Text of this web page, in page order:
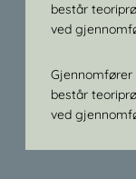
består
ved
Gjennomfører
består
ved